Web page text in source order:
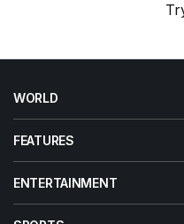
WORLD
FEATURES
ENTERTAINMENT